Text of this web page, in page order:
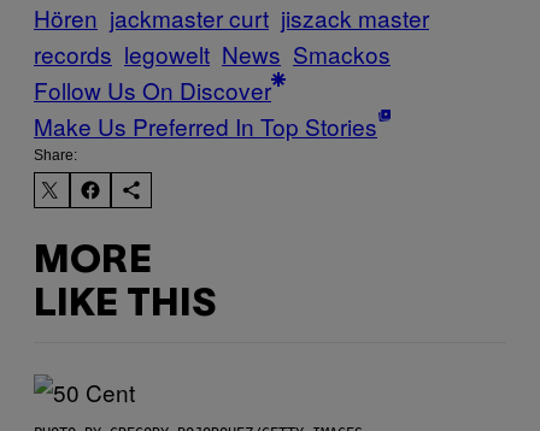
Hören jackmaster curt jiszack master
records legowelt News Smackos
Follow Us On Discover
Make Us Preferred In Top Stories
Share:
MORE
LIKE THIS